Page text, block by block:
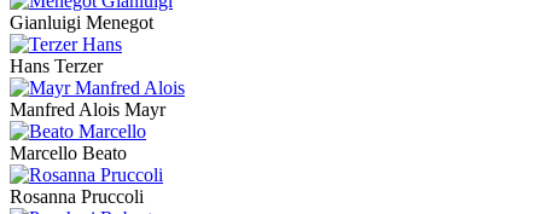
Gianluigi Menegot
Hans Terzer
Manfred Alois Mayr
Marcello Beato
Rosanna Pruccoli